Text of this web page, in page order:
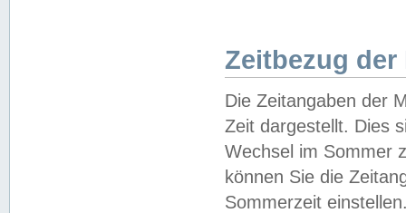
Zeitbezug der
Die Zeitangaben der
Zeit dargestellt. Dies
Wechsel im Sommer
können Sie die
Sommerzeit